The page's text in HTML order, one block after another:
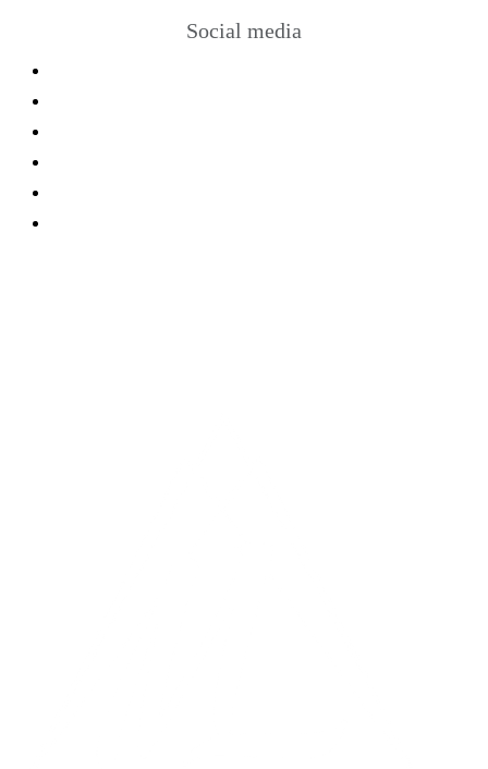
Social media